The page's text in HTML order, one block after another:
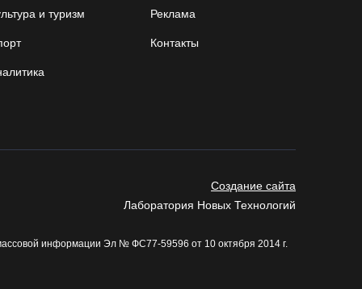
06.08.26 / 12:49
Пострадавшего в ДТП под Вологдой
В Шекснинском округе утонул выпавший из
и туризм Реклама
Контакты
Создание сайта
Лаборатория Новых Технологий
информации Эл № ФС77-59596 от 10 октября 2014 г.